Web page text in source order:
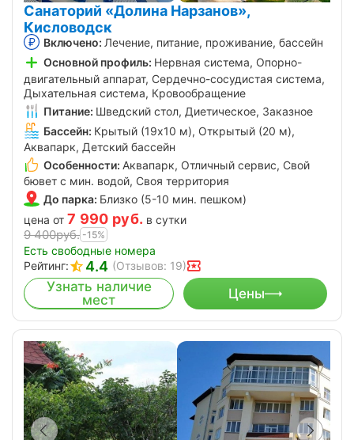
Санаторий «Долина Нарзанов»,
Кисловодск
Включено: Лечение, питание, проживание, бассейн
Основной профиль: Нервная система, Опорно-
двигательный аппарат, Сердечно-сосудистая система,
Дыхательная система, Кровообращение
Питание: Шведский стол, Диетическое, Заказное
Бассейн: Крытый (19х10 м), Открытый (20 м),
Аквапарк, Детский бассейн
Особенности: Аквапарк, Отличный сервис, Свой
бювет с мин. водой, Своя территория
До парка: Близко (5-10 мин. пешком)
цена от 7 990 руб. в сутки
9 400руб. -15%
Есть свободные номера
Рейтинг:
4.4 (Отзывов: 19)
Узнать наличие
мест
Цены